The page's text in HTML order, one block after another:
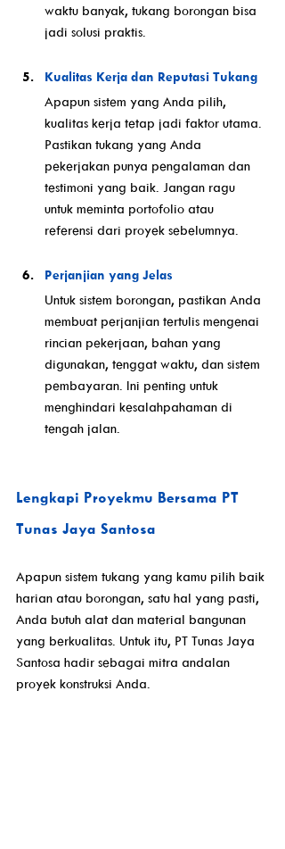
waktu banyak, tukang borongan bisa
jadi solusi praktis.
Kualitas Kerja dan Reputasi Tukang
Apapun sistem yang Anda pilih,
kualitas kerja tetap jadi faktor utama.
Pastikan tukang yang Anda
pekerjakan punya pengalaman dan
testimoni yang baik. Jangan ragu
untuk meminta portofolio atau
referensi dari proyek sebelumnya.
Perjanjian yang Jelas
Untuk sistem borongan, pastikan Anda
membuat perjanjian tertulis mengenai
rincian pekerjaan, bahan yang
digunakan, tenggat waktu, dan sistem
pembayaran. Ini penting untuk
menghindari kesalahpahaman di
tengah jalan.
Lengkapi Proyekmu Bersama PT
Tunas Jaya Santosa
Apapun sistem tukang yang kamu pilih baik
harian atau borongan, satu hal yang pasti,
Anda butuh alat dan material bangunan
yang berkualitas. Untuk itu, PT Tunas Jaya
Santosa hadir sebagai mitra andalan
proyek konstruksi Anda.